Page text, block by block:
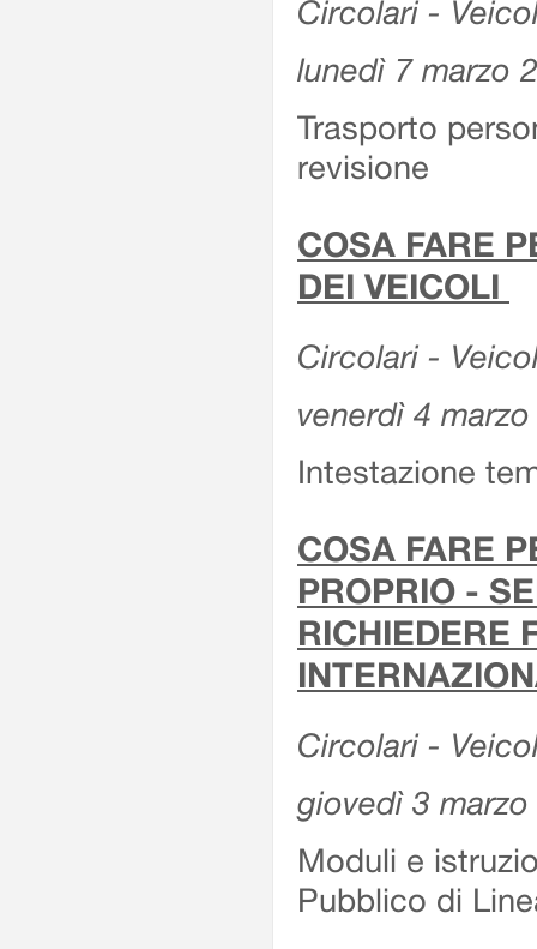
Circolari -
lunedì 7 marzo
Trasporto
revisione
COSA FARE
DEI VEICOLI
Circolari -
venerdì 4
Intestazione
COSA FARE
PROPRIO -
RICHIEDERE
Circolari -
giovedì 3 marzo
Moduli e
Pubblico di